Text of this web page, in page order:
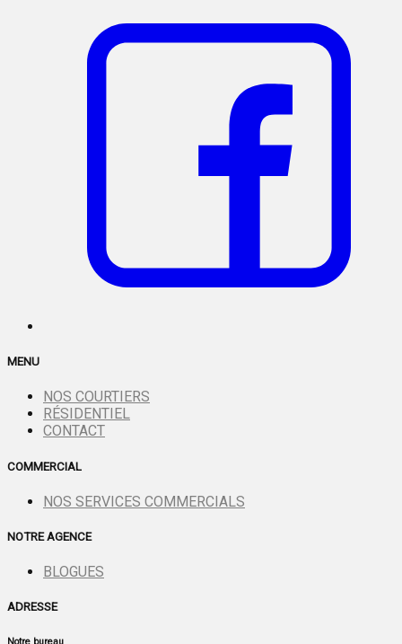
MENU
NOS COURTIERS
RÉSIDENTIEL
CONTACT
COMMERCIAL
NOS SERVICES COMMERCIALS
NOTRE AGENCE
BLOGUES
ADRESSE